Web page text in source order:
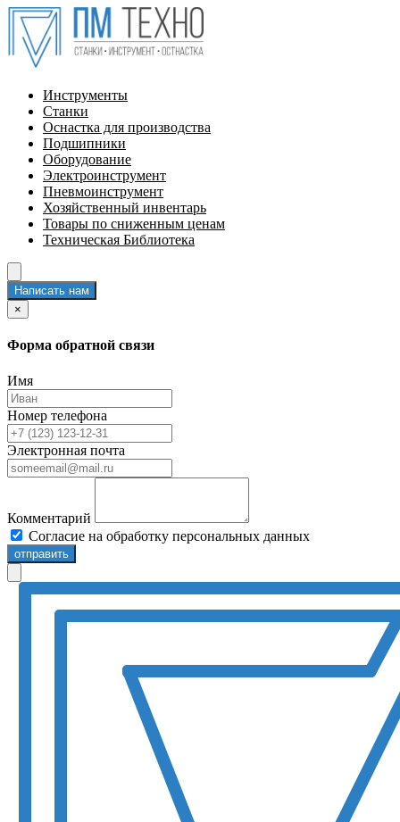
Инструменты
Станки
Оснастка для производства
Подшипники
Оборудование
Электроинструмент
Пневмоинструмент
Хозяйственный инвентарь
Товары по сниженным ценам
Техническая Библиотека
Написать нам
×
Форма обратной связи
Имя
Номер телефона
Электронная почта
Комментарий
Согласие на обработку персональных данных
отправить